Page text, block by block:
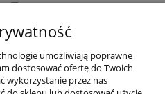
umożliwiają poprawne
dostosować ofertę do Twoich
wykorzystanie przez nas